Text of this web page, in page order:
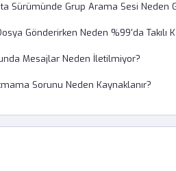
Sürümünde Grup Arama Sesi Neden
Gönderirken Neden %99'da Takılı
Mesajlar Neden İletilmiyor?
Sorunu Neden Kaynaklanır?